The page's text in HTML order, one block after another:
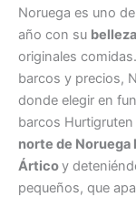
Noruega es uno
año con su
originales
barcos y precios,
donde elegir en
barcos Hurtigruten
norte de Noruega
Árticoy
pequeños, que